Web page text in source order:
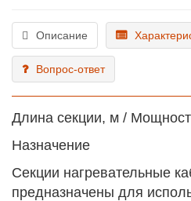
Описание
Вопрос-ответ
Длина секции, м /
Назначение
Секции нагревательные
предназначены для